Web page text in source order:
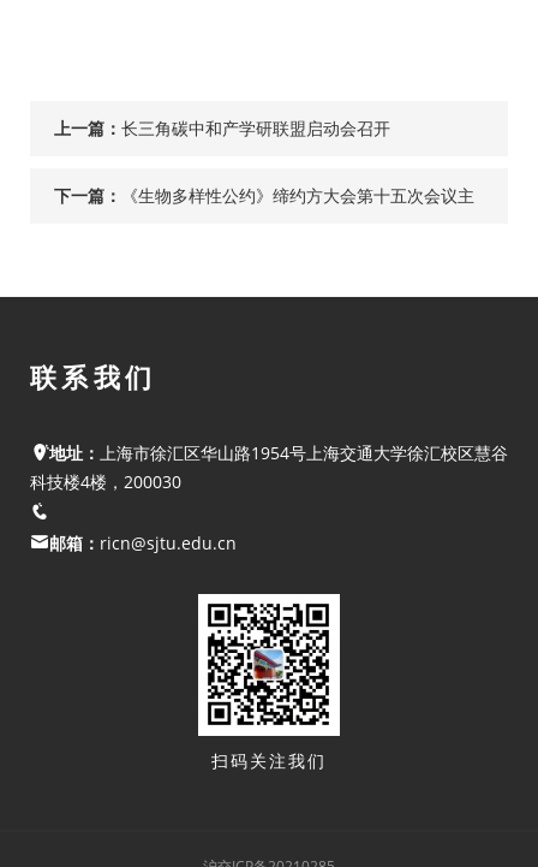
上一篇： 长三角碳中和产学研联盟启动会召开
下一篇： 《生物多样性公约》缔约方大会第十五次会议主
联系我们
地址： 上海市徐汇区华山路1954号上海交通大学徐汇校区慧谷
科技楼4楼，200030
邮箱： ricn@sjtu.edu.cn
扫码关注我们